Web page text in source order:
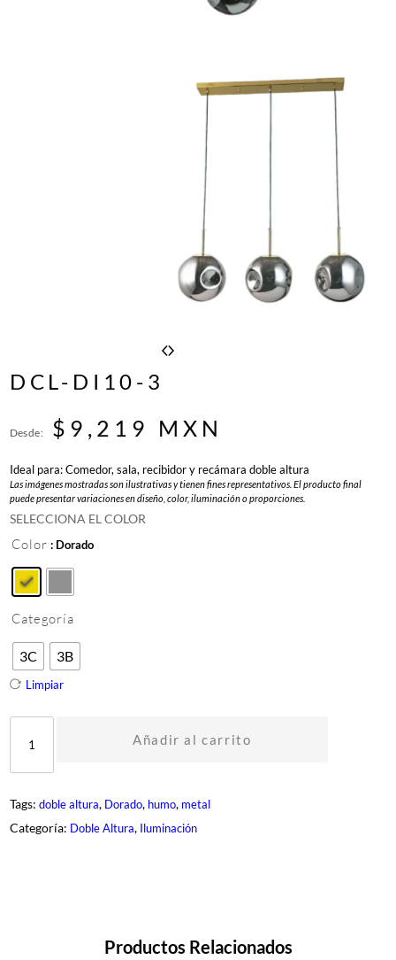
DCL-DI10-3
Desde: $ 9,219 MXN
Ideal para: Comedor, sala, recibidor y recámara doble altura
Las imágenes mostradas son ilustrativas y tienen fines representativos. El producto final
puede presentar variaciones en diseño, color, iluminación o proporciones.
SELECCIONA EL COLOR
Color : Dorado
Categoría
3C 3B
Limpiar
D
1
0
-
Añadir al carrito
Tags: doble altura, Dorado, humo, metal
Categoría: Doble Altura, Iluminación
Productos Relacionados